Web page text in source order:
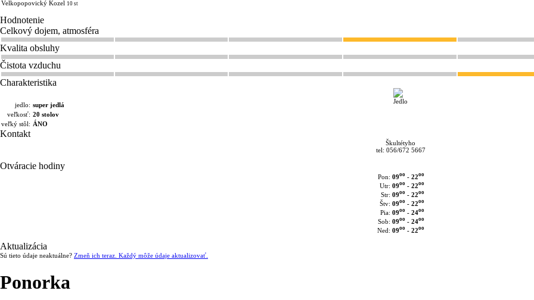
Velkopopovický Kozel 10 st
Hodnotenie
Celkový dojem, atmosféra
Kvalita obsluhy
Čistota vzduchu
Charakteristika
jedlo: super jedlá
veľkosť: 20 stolov
veľký stôl: ÁNO
Kontakt
Škultétyho
tel: 056/672 5667
Otváracie hodiny
Pon: 09oo- 22oo
Utr: 09oo- 22oo
Str: 09oo- 22oo
Štv: 09oo- 22oo
Pia: 09oo- 24oo
Sob: 09oo- 24oo
Ned: 09oo- 22oo
Aktualizácia
Sú tieto údaje neaktuálne? Zmeň ich teraz. Každý môže údaje aktualizovať.
Ponorka